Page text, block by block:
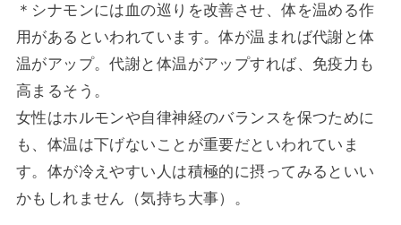
＊シナモンには血の巡りを改善させ、体を温める作
用があるといわれています。体が温まれば代謝と体
温がアップ。代謝と体温がアップすれば、免疫力も
高まるそう。
女性はホルモンや自律神経のバランスを保つために
も、体温は下げないことが重要だといわれていま
す。体が冷えやすい人は積極的に摂ってみるといい
かもしれません（気持ち大事）。